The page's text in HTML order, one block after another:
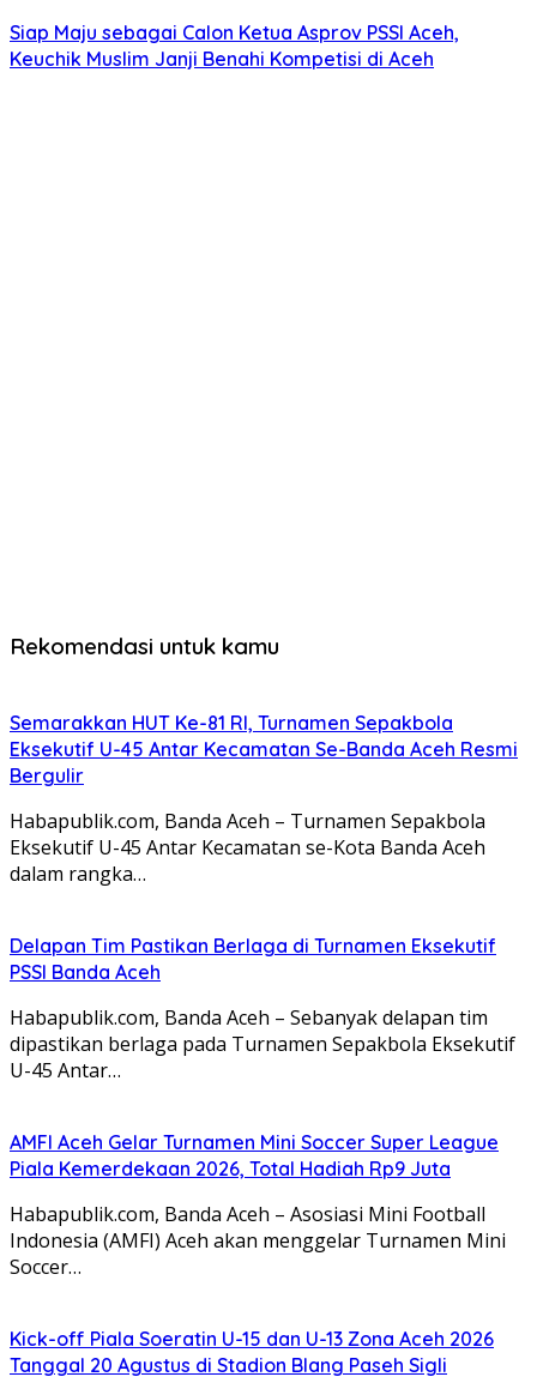
Siap Maju sebagai Calon Ketua Asprov PSSI Aceh,
Keuchik Muslim Janji Benahi Kompetisi di Aceh
Rekomendasi untuk kamu
Semarakkan HUT Ke-81 RI, Turnamen Sepakbola
Eksekutif U-45 Antar Kecamatan Se-Banda Aceh Resmi
Bergulir
Habapublik.com, Banda Aceh – Turnamen Sepakbola
Eksekutif U-45 Antar Kecamatan se-Kota Banda Aceh
dalam rangka…
Delapan Tim Pastikan Berlaga di Turnamen Eksekutif
PSSI Banda Aceh
Habapublik.com, Banda Aceh – Sebanyak delapan tim
dipastikan berlaga pada Turnamen Sepakbola Eksekutif
U-45 Antar…
AMFI Aceh Gelar Turnamen Mini Soccer Super League
Piala Kemerdekaan 2026, Total Hadiah Rp9 Juta
Habapublik.com, Banda Aceh – Asosiasi Mini Football
Indonesia (AMFI) Aceh akan menggelar Turnamen Mini
Soccer…
Kick-off Piala Soeratin U-15 dan U-13 Zona Aceh 2026
Tanggal 20 Agustus di Stadion Blang Paseh Sigli